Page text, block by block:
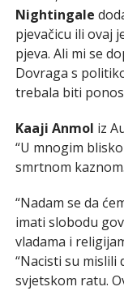
Nightingale
pjevačicu ili ovaj
pjeva. Ali mi se
Dovraga s
trebala biti
Kaaji Anmol iz
“U mnogim
smrtnom
“Nadam se da
imati slobodu
vladama i
“Nacisti su
svjetskom ratu.